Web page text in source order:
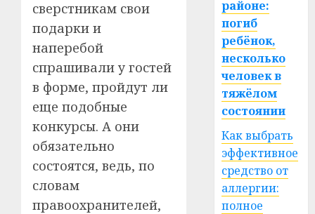
сверстникам свои
подарки и
наперебой
спрашивали у гостей
в форме, пройдут ли
еще подобные
конкурсы. А они
обязательно
состоятся, ведь, по
словам
правоохранителей,
районе:
погиб
ребёнок,
несколько
человек в
тяжёлом
состоянии
Как выбрать
эффективное
средство от
аллергии:
полное